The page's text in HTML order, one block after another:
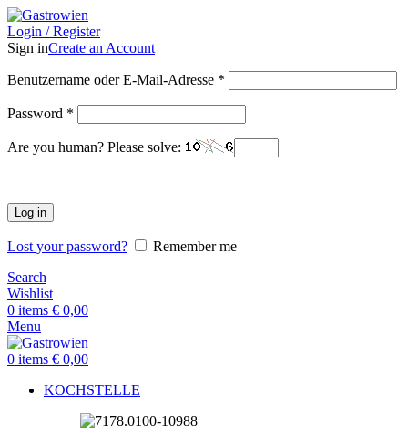
Login / Register
Sign inCreate an Account
Benutzername oder E-Mail-Adresse *
Password *
Are you human? Please solve:
Log in
Lost your password?
Remember me
Search
Wishlist
0 items € 0,00
Menu
0 items € 0,00
KOCHSTELLE